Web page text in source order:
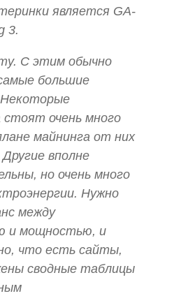
является GA-
3.
С этим обычно
большие
стоят очень много
майнинга от них
вполне
но очень много
Нужно
между
и мощностью, и
что есть сайты,
сводные таблицы